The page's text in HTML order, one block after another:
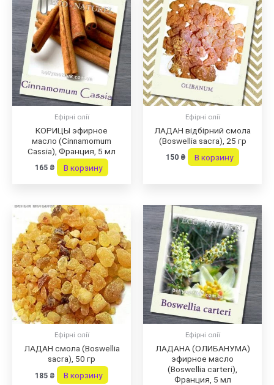
Ефірні олії
КОРИЦЫ эфирное
масло (Сinnamomum
Cassia), Франция, 5 мл
165 ₴ В корзину
Ефірні олії
ЛАДАН відбірний смола
(Boswellia sacra), 25 гр
150 ₴ В корзину
Ефірні олії
ЛАДАН смола (Boswellia
sacra), 50 гр
185 ₴ В корзину
Ефірні олії
ЛАДАНА (ОЛИБАНУМА)
эфирное масло
(Boswellia carteri),
Франция, 5 мл